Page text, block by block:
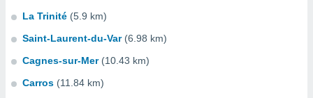
La Trinité (5.9 km)
Saint-Laurent-du-Var (6.98 km)
Cagnes-sur-Mer (10.43 km)
Carros (11.84 km)